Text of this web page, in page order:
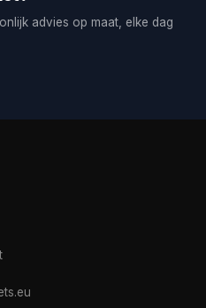
advies op maat, elke dag